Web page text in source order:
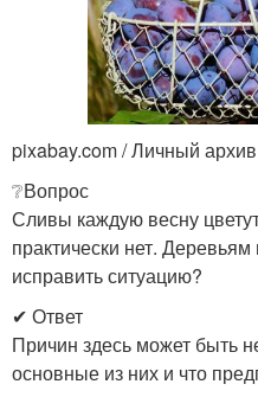
pixabay.com / Личный архив
❔Вопрос
Сливы каждую весну
практически нет.
исправить ситуацию?
✔ Ответ
Причин здесь может быть
основные из них и что